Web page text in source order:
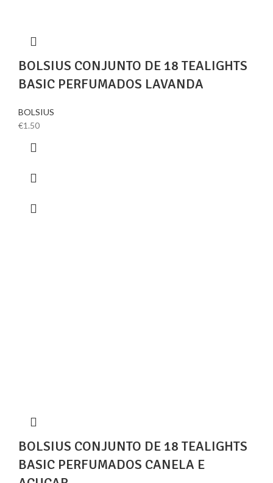
BOLSIUS CONJUNTO DE 18 TEALIGHTS
BASIC PERFUMADOS LAVANDA
BOLSIUS
€1.50
BOLSIUS CONJUNTO DE 18 TEALIGHTS
BASIC PERFUMADOS CANELA E